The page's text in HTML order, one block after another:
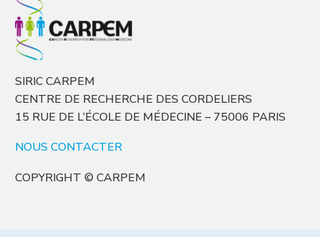
SIRIC CARPEM
CENTRE DE RECHERCHE DES CORDELIERS
15 RUE DE L’ÉCOLE DE MÉDECINE – 75006 PARIS
NOUS CONTACTER
COPYRIGHT © CARPEM